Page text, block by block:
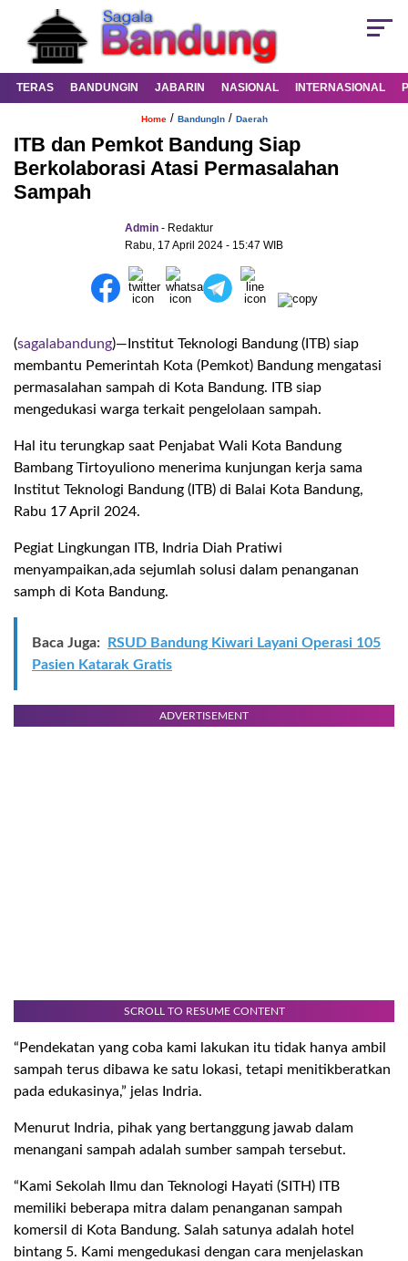
TERAS BANDUNGIN JABARIN NASIONAL INTERNASIONAL
Home/ BandungIn/ Daerah
ITB dan Pemkot Bandung Siap
Berkolaborasi Atasi Permasalahan
Sampah
Admin - Redaktur
Rabu, 17 April 2024 - 15:47 WIB
(sagalabandung)—Institut Teknologi Bandung (ITB) siap
membantu Pemerintah Kota (Pemkot) Bandung mengatasi
permasalahan sampah di Kota Bandung. ITB siap
mengedukasi warga terkait pengelolaan sampah.
Hal itu terungkap saat Penjabat Wali Kota Bandung
Bambang Tirtoyuliono menerima kunjungan kerja sama
Institut Teknologi Bandung (ITB) di Balai Kota Bandung,
Rabu 17 April 2024.
Pegiat Lingkungan ITB, Indria Diah Pratiwi
menyampaikan,ada sejumlah solusi dalam penanganan
samph di Kota Bandung.
Baca Juga:
RSUD Bandung Kiwari Layani Operasi 105
Pasien Katarak Gratis
ADVERTISEMENT
SCROLL TO RESUME CONTENT
“Pendekatan yang coba kami lakukan itu tidak hanya ambil
sampah terus dibawa ke satu lokasi, tetapi menitikberatkan
pada edukasinya,” jelas Indria.
Menurut Indria, pihak yang bertanggung jawab dalam
menangani sampah adalah sumber sampah tersebut.
“Kami Sekolah Ilmu dan Teknologi Hayati (SITH) ITB
memiliki beberapa mitra dalam penanganan sampah
komersil di Kota Bandung. Salah satunya adalah hotel
bintang 5. Kami mengedukasi dengan cara menjelaskan